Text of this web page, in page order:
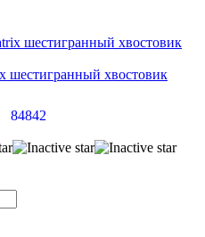
шестигранный хвостовик
84842